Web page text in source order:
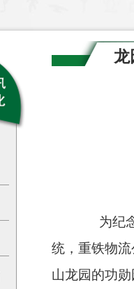
龙
为纪念
统，重铁物
山龙园的功勋